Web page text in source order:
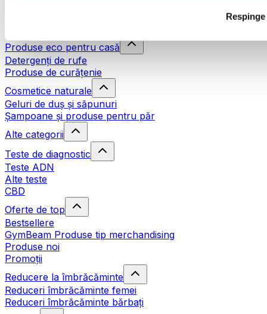
Respinge
Produse eco pentru casă
Detergenți de rufe
Produse de curățenie
Cosmetice naturale
Geluri de duș și săpunuri
Șampoane și produse pentru păr
Alte categorii
Teste de diagnostic
Teste ADN
Alte teste
CBD
Oferte de top
Bestsellere
GymBeam Produse tip merchandising
Produse noi
Promoții
Reducere la îmbrăcăminte
Reduceri îmbrăcăminte femei
Reduceri îmbrăcăminte bărbați